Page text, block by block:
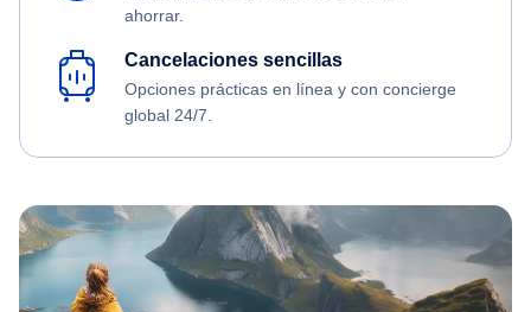
ahorrar.
Cancelaciones sencillas
Opciones prácticas en línea y con concierge
global 24/7.